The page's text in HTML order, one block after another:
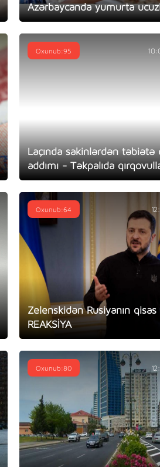
Azərbaycanda yumurta
Laçında sakinlərdən təbiətə
addımı - Təkpalıda
Oxunub:95
Zelenskidən Rusiyanın qisas
REAKSİYA
Oxunub:64
Oxunub:80